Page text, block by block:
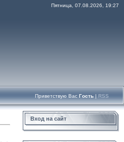
Пятница, 07.08.2026, 19:27
Приветствую Вас Гость | RSS
Вход на сайт